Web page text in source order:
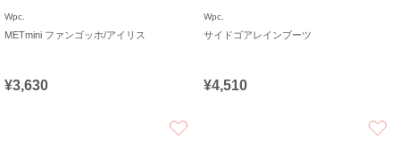
Wpc.
METmini ファンゴッホ/アイリス
¥3,630
Wpc.
サイドゴアレインブーツ
¥4,510